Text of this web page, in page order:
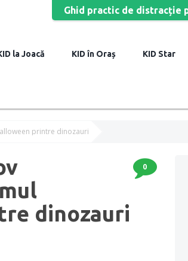
Ghid practic de distracție
la Joacă în Oraș Star
printre dinozauri
dinozauri
0